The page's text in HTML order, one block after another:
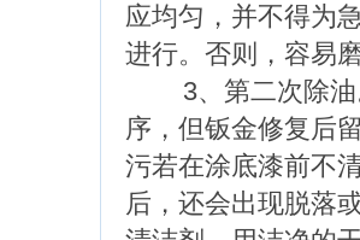
应均匀，并不得为
进行。否则，容易
3、第二次除油
序，但钣金修复后
污若在涂底漆前不
后，还会出现脱落